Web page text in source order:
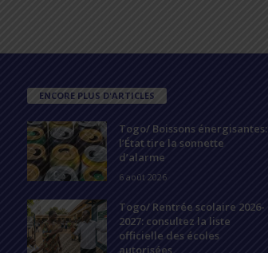
ENCORE PLUS D'ARTICLES
Togo/ Boissons énergisantes:
l’État tire la sonnette
d’alarme
6 août 2026
Togo/ Rentrée scolaire 2026-
2027: consultez la liste
officielle des écoles
autorisées